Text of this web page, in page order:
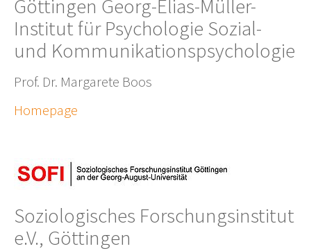
Göttingen Georg-Elias-Müller-
Institut für Psychologie Sozial-
und Kommunikationspsychologie
Prof. Dr. Margarete Boos
Homepage
Soziologisches Forschungsinstitut
e.V., Göttingen